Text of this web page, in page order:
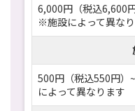
6,000円（税込6,600
※施設によって異な
500円（税込550円
によって異なります